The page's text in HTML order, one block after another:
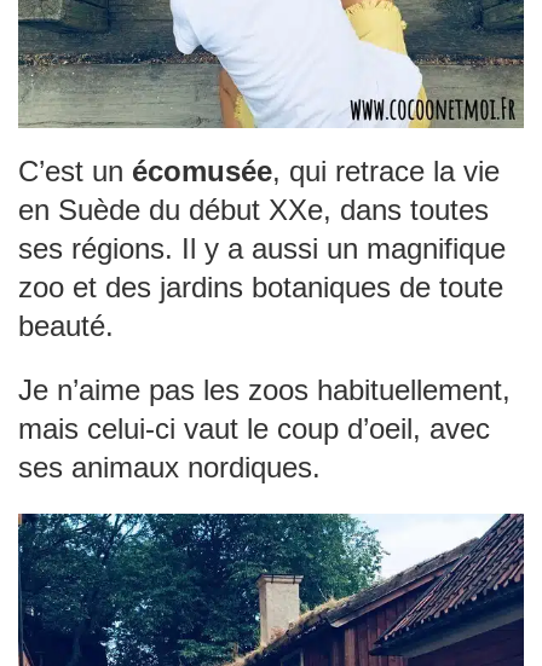
C’est un écomusée, qui retrace la vie
en Suède du début XXe, dans toutes
ses régions. Il y a aussi un magnifique
zoo et des jardins botaniques de toute
beauté.
Je n’aime pas les zoos habituellement,
mais celui-ci vaut le coup d’oeil, avec
ses animaux nordiques.